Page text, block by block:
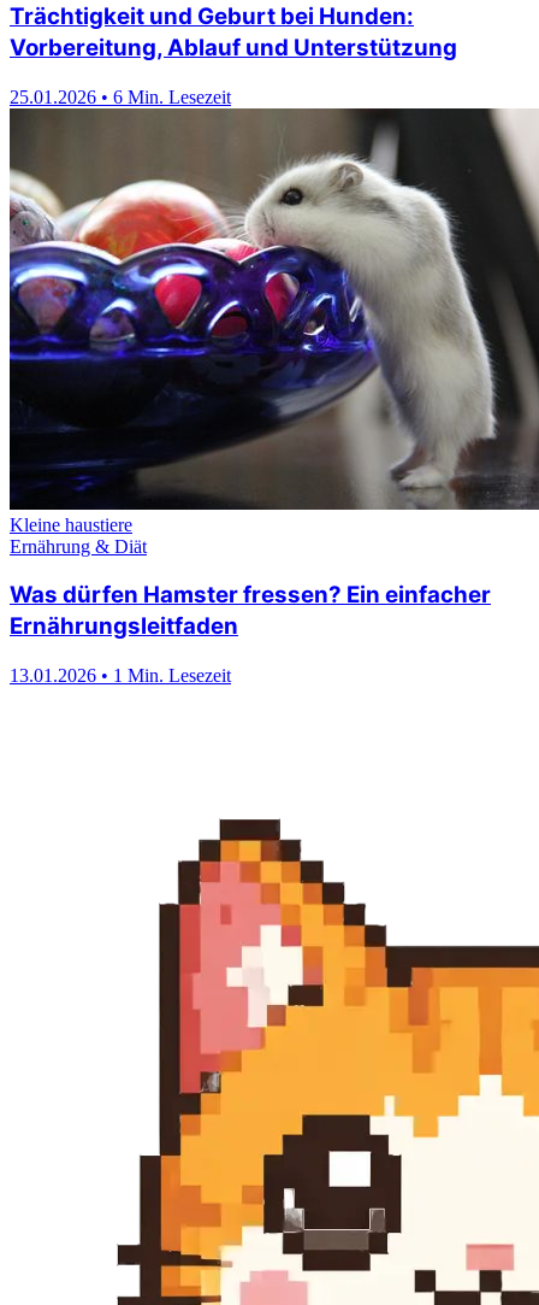
Trächtigkeit und Geburt bei Hunden:
Vorbereitung, Ablauf und Unterstützung
25.01.2026 • 6 Min. Lesezeit
Kleine haustiere
Ernährung & Diät
Was dürfen Hamster fressen? Ein einfacher
Ernährungsleitfaden
13.01.2026 • 1 Min. Lesezeit